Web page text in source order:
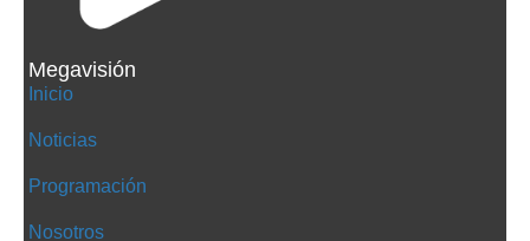
Megavisión
Inicio
Noticias
Programación
Nosotros